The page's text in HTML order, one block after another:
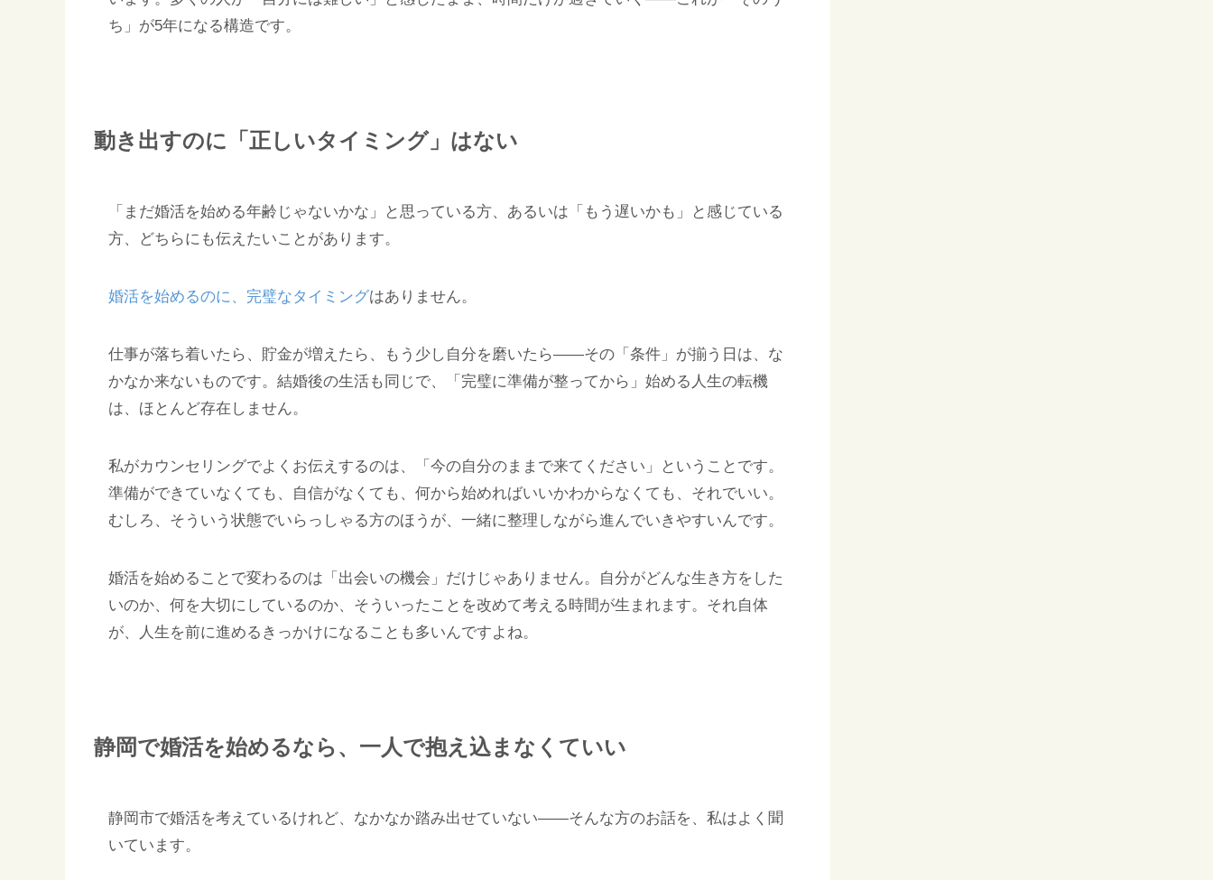
ち」が5年になる構造です。
動き出すのに「正しいタイミング」はない
「まだ婚活を始める年齢じゃないかな」と思っている方、あるいは「もう遅いかも」と感じている
方、どちらにも伝えたいことがあります。
婚活を始めるのに、完璧なタイミングはありません。
仕事が落ち着いたら、貯金が増えたら、もう少し自分を磨いたら——その「条件」が揃う日は、な
かなか来ないものです。結婚後の生活も同じで、「完璧に準備が整ってから」始める人生の転機
は、ほとんど存在しません。
私がカウンセリングでよくお伝えするのは、「今の自分のままで来てください」ということです。
準備ができていなくても、自信がなくても、何から始めればいいかわからなくても、それでいい。
むしろ、そういう状態でいらっしゃる方のほうが、一緒に整理しながら進んでいきやすいんです。
婚活を始めることで変わるのは「出会いの機会」だけじゃありません。自分がどんな生き方をした
いのか、何を大切にしているのか、そういったことを改めて考える時間が生まれます。それ自体
が、人生を前に進めるきっかけになることも多いんですよね。
静岡で婚活を始めるなら、一人で抱え込まなくていい
静岡市で婚活を考えているけれど、なかなか踏み出せていない——そんな方のお話を、私はよく聞
いています。